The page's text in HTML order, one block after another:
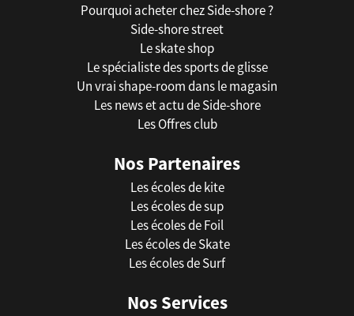
Pourquoi acheter chez Side-shore ?
Side-shore street
Le skate shop
Le spécialiste des sports de glisse
Un vrai shape-room dans le magasin
Les news et actu de Side-shore
Les Offres club
Nos Partenaires
Les écoles de kite
Les écoles de sup
Les écoles de Foil
Les écoles de Skate
Les écoles de Surf
Nos Services